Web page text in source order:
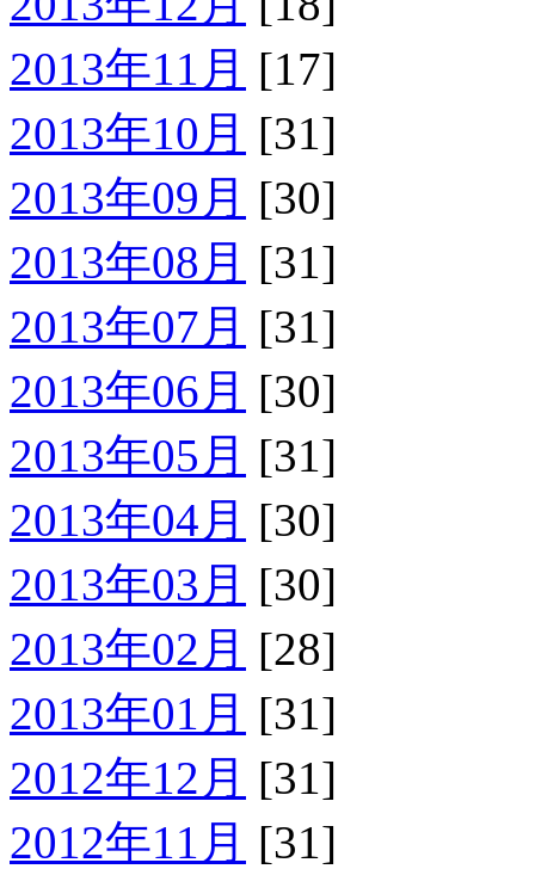
2013年11月 [17]
2013年10月 [31]
2013年09月 [30]
2013年08月 [31]
2013年07月 [31]
2013年06月 [30]
2013年05月 [31]
2013年04月 [30]
2013年03月 [30]
2013年02月 [28]
2013年01月 [31]
2012年12月 [31]
2012年11月 [31]